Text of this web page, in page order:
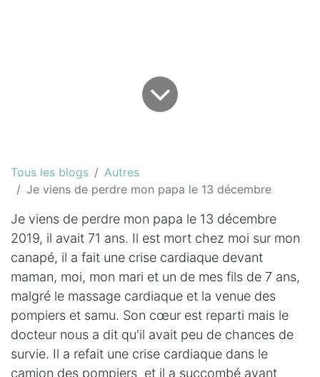
Tous les blogs
Autres
Je viens de perdre mon papa le 13 décembre
Je viens de perdre mon papa le 13 décembre
2019, il avait 71 ans. Il est mort chez moi sur mon
canapé, il a fait une crise cardiaque devant
maman, moi, mon mari et un de mes fils de 7 ans,
malgré le massage cardiaque et la venue des
pompiers et samu. Son cœur est reparti mais le
docteur nous a dit qu'il avait peu de chances de
survie. Il a refait une crise cardiaque dans le
camion des pompiers et il a succombé avant